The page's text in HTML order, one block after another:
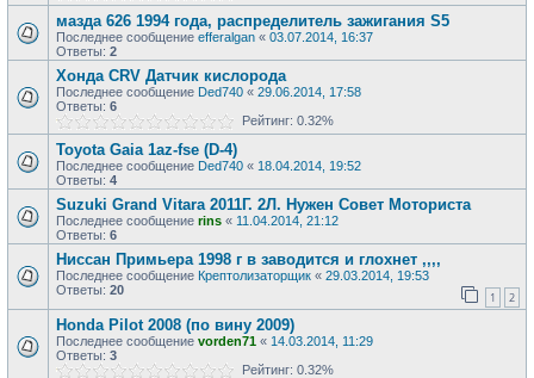
мазда 626 1994 года, распределитель зажигания S5
Последнее сообщение efferalgan « 03.07.2014, 16:37
Ответы: 2
Хонда CRV Датчик кислорода
Последнее сообщение Ded740 « 29.06.2014, 17:58
Ответы: 6
Рейтинг: 0.32%
Toyota Gaia 1az-fse (D-4)
Последнее сообщение Ded740 « 18.04.2014, 19:52
Ответы: 4
Suzuki Grand Vitara 2011Г. 2Л. Нужен Совет Моториста
Последнее сообщение rins « 11.04.2014, 21:12
Ответы: 6
Ниссан Примьера 1998 г в заводится и глохнет ,,,,
Последнее сообщение Крептолизаторщик « 29.03.2014, 19:53
Ответы: 20 1 2
Honda Pilot 2008 (по вину 2009)
Последнее сообщение vorden71 « 14.03.2014, 11:29
Ответы: 3
Рейтинг: 0.32%